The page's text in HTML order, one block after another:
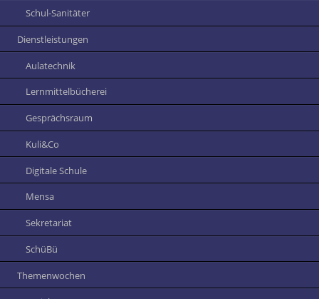
Schul-Sanitäter
Dienstleistungen
Aulatechnik
Lernmittelbücherei
Gesprächsraum
Kuli&Co
Digitale Schule
Mensa
Sekretariat
SchüBü
Themenwochen